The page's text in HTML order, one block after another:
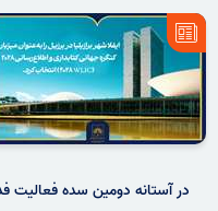
جغرافیا، معماری،
ایلام در دهه ۱۳۱۰ خورشیدی است.
در آستانه دومین سده فعالیت